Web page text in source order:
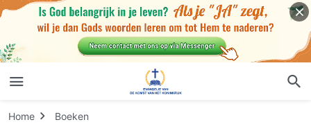
Home Boeken